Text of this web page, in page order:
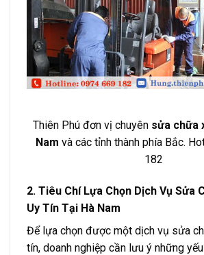
Thiên Phú đơn vị chuyên sửa chữa
Nam và các tỉnh thành phía Bắc.
182
2. Tiêu Chí Lựa Chọn Dịch Vụ Sửa
Uy Tín Tại Hà Nam
Để lựa chọn được một dịch vụ sửa
tín, doanh nghiệp cần lưu ý những